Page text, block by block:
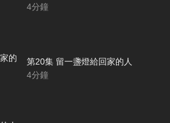
4分鐘
第20集 留一盞燈給回家的人
4分鐘